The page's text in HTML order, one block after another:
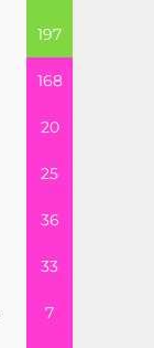
197
168
20
25
36
33
7